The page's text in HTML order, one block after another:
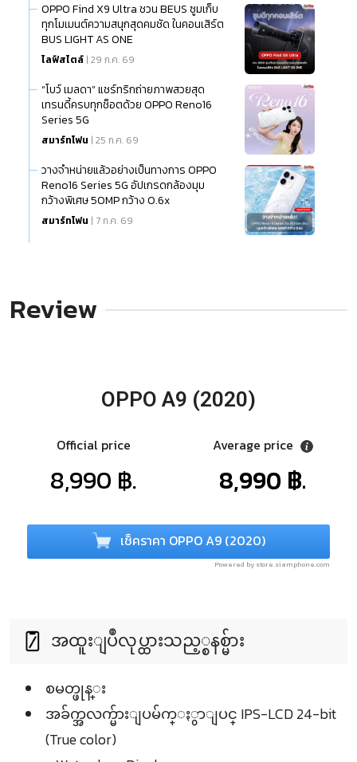
OPPO Find X9 Ultra ชวน BEUS ซูมเก็บ
ทุกโมเมนต์ความสนุกสุดคมชัด ในคอนเสิร์ต
BUS LIGHT AS ONE
ไลฟ์สไตล์ | 29 ก.ค. 69
“โบว์ เมลดา” แชร์ทริกถ่ายภาพสวยสุด
เทรนดี้ครบทุกช็อตด้วย OPPO Reno16
Series 5G
สมาร์ทโฟน | 25 ก.ค. 69
วางจำหน่ายแล้วอย่างเป็นทางการ OPPO
Reno16 Series 5G อัปเกรดกล้องมุม
กว้างพิเศษ 50MP กว้าง 0.6x
สมาร์ทโฟน | 7 ก.ค. 69
Review
OPPO A9 (2020)
Official price
8,990 ฿.
Average price
8,990 ฿.
เช็คราคา OPPO A9 (2020)
Powered by store.siamphone.com
အထူးျပဳလုပ္ထားသည့္စနစ္မ်ား
စမတ္ဖုန္း
အခ်က္အလက္မ်ားျပမ်က္ႏွာျပင္ IPS-LCD 24-bit
(True color)